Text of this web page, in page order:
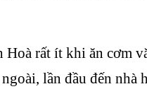
rất ít khi ăn cơm
lần đầu đến nhà